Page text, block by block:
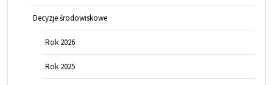
Decyzje środowiskowe
Rok 2026
Rok 2025